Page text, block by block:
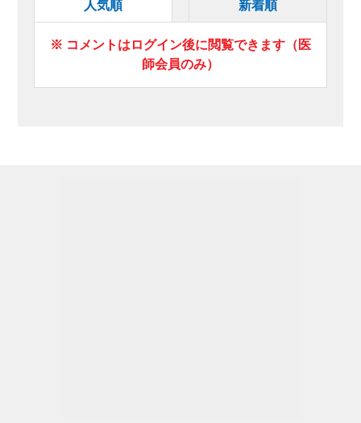
人気順 新着順
※ コメントはログイン後に閲覧できます（医
師会員のみ）